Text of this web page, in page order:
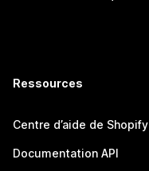
Ressources
Centre d’aide de Shopify
Documentation API